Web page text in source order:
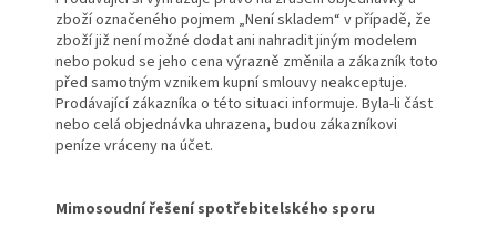
zboží označeného pojmem „Není skladem“ v případě, že
zboží již není možné dodat ani nahradit jiným modelem
nebo pokud se jeho cena výrazně změnila a zákazník toto
před samotným vznikem kupní smlouvy neakceptuje.
Prodávající zákazníka o této situaci informuje. Byla-li část
nebo celá objednávka uhrazena, budou zákazníkovi
peníze vráceny na účet.
Mimosoudní řešení spotřebitelského sporu